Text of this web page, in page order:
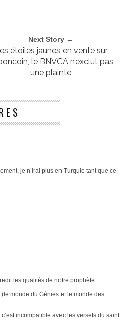
Next Story →
étoiles jaunes en vente sur
le BNVCA n’exclut pas
une plainte
je n’irai plus en Turquie tant que ce
les qualités de notre prophète.
monde du Génies et le monde des
incompatible avec les versets du saint